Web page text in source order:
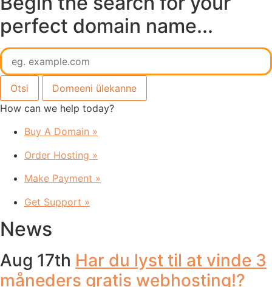
perfect domain name...
How can we help today?
Buy A Domain »
Order Hosting »
Make Payment »
Get Support »
News
Aug 17th Har du lyst til at vinde 3
måneders gratis webhosting!?